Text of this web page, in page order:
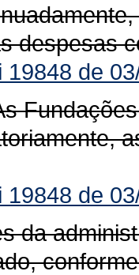
despesas
de
de
da